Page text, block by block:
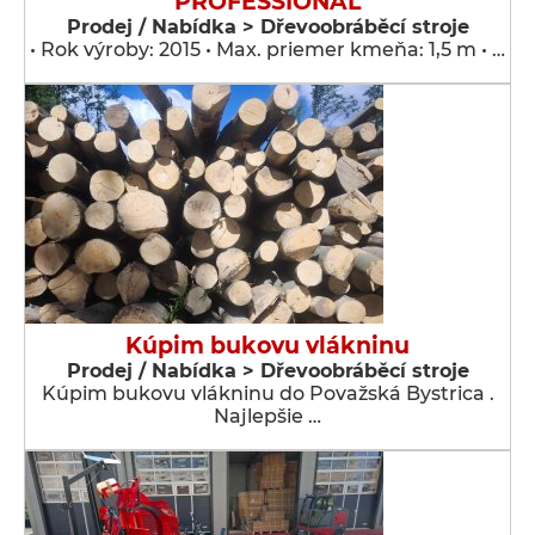
Prodej / Nabídka > Dřevoobráběcí stroje
• Rok výroby: 2015 • Max. priemer kmeňa: 1,5 m • …
Kúpim bukovu vlákninu
Prodej / Nabídka > Dřevoobráběcí stroje
Kúpim bukovu vlákninu do Považská Bystrica .
Najlepšie …